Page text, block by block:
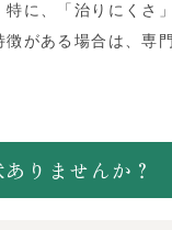
特に、「治りにくさ
徴がある場合は、専
りませんか？